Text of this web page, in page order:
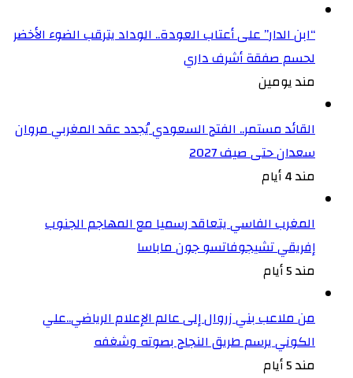
“ابن الدار” على أعتاب العودة.. الوداد يترقب الضوء الأخضر
لحسم صفقة أشرف داري
مند يومين
القائد مستمر.. الفتح السعودي يُجدد عقد المغربي مروان
سعدان حتى صيف 2027
مند 4 أيام
المغرب الفاسي يتعاقد رسميا مع المهاجم الجنوب
إفريقي تشيجوفاتسو جون ماباسا
مند 5 أيام
من ملاعب بني زروال إلى عالم الإعلام الرياضي..علي
الكوني يرسم طريق النجاح بصوته وشغفه
مند 5 أيام